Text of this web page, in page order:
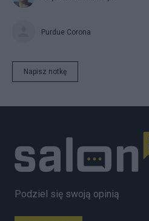
Purdue Corona
Napisz notkę
Podziel się swoją opinią